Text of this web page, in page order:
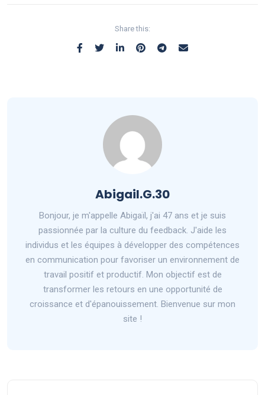
Share this:
Abigail.G.30
Bonjour, je m'appelle Abigaïl, j'ai 47 ans et je suis
passionnée par la culture du feedback. J'aide les
individus et les équipes à développer des compétences
en communication pour favoriser un environnement de
travail positif et productif. Mon objectif est de
transformer les retours en une opportunité de
croissance et d'épanouissement. Bienvenue sur mon
site !